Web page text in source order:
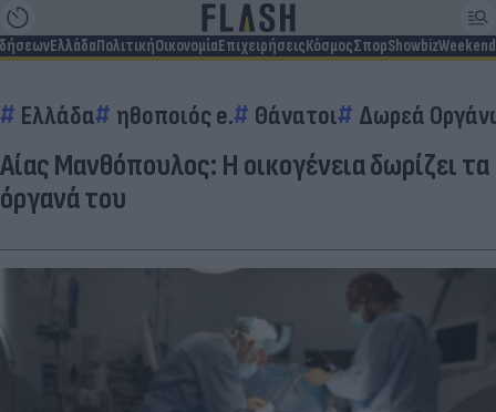
ΕλλάδαΠολιτικήΟικονομίαΕπιχειρήσειςΚόσμοςΣπορShowbizWeekend
Ελλάδα ηθοποιός e. Θάνατοι Δωρεά
Αίας Μανθόπουλος: Η οικογένεια δωρίζει τα
όργανά του